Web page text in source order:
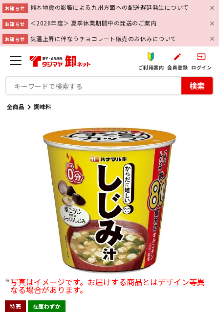
お知らせ 熊本地震の影響による九州方面への配送遅延発生について
お知らせ ＜2026年度＞ 夏季休業期間中の発送のご案内
お知らせ 気温上昇に伴なうチョコレート販売のお休みについて
ご利用案内
create
会員登録
input
ログイン
検索
全商品 調味料
写真はイメージです。お届けする商品とはデザイン等異
なる場合があります。
特売 在庫わずか